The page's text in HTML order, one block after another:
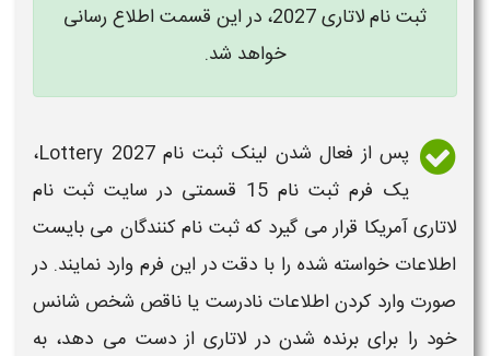
ثبت نام لاتاری 2027
، در این قسمت اطلاع رسانی
خواهد شد.
پس از فعال شدن لینکثبت نام Lottery 2027،
یک فرم ثبت نام
سایت ثبت نام
لاتاری آمریکا قرار می گیرد کهثبت نامکنندگان می بایست
اطلاعات خواسته شده را با دقت در این فرم وارد نمایند. در
صورت وارد کردن اطلاعات نادرست یا ناقص شخص شانس
خود را برای برنده شدن در لاتاری از دست می دهد، به